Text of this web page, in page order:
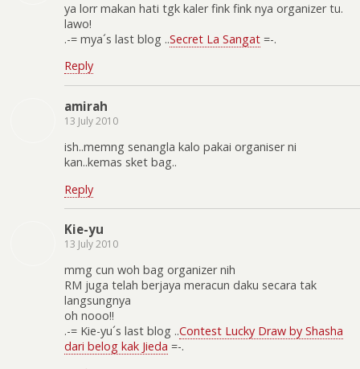
ya lorr makan hati tgk kaler fink fink nya organizer tu.
lawo!
.-= mya´s last blog ..Secret La Sangat =-.
Reply
amirah
13 July 2010
ish..memng senangla kalo pakai organiser ni
kan..kemas sket bag..
Reply
Kie-yu
13 July 2010
mmg cun woh bag organizer nih
RM juga telah berjaya meracun daku secara tak
langsungnya
oh nooo!!
.-= Kie-yu´s last blog ..Contest Lucky Draw by Shasha
dari belog kak Jieda =-.